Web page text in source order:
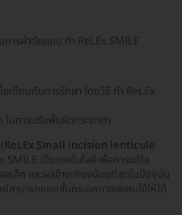
ารผ่าตัดแบบ ทำ ReLEx SMILE
อเทียบกับการรักษา โดยวิธี ทำ ReLEx
ในการปรับพื้นผิวกระจกตา
(ReLEx Small incision lenticule
เป็นเทคโนโลยีเพื่อการแก้ไข
เล็ก และผลข้างเคียงน้อยที่สุดในปัจจุบัน
สามารถแยกชั้นกระจกตาของคนไข้ให้ได้